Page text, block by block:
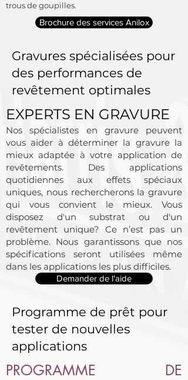
trous de goupilles.
Brochure des services Anilox
Gravures spécialisées pour
des performances de
revêtement optimales
EXPERTS EN GRAVURE
Nos spécialistes en gravure peuvent
vous aider à déterminer la gravure la
mieux adaptée à votre application de
revêtements. Des applications
quotidiennes aux effets spéciaux
uniques, nous rechercherons la gravure
qui vous convient le mieux. Vous
disposez d'un substrat ou d'un
revêtement unique? Ce n’est pas un
problème. Nous garantissons que nos
spécifications seront utilisées même
dans les applications les plus difficiles.
Demander de l'aide
Programme de prêt pour
tester de nouvelles
applications
PROGRAMME DE